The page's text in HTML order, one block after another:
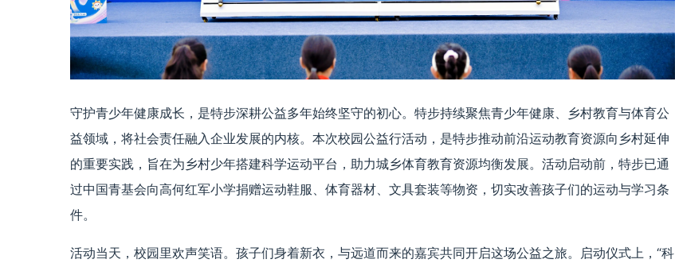
守护青少年健康成长，是特步深耕公益多年始终坚守的初心。特步持续聚焦青少年健康、乡村教育与体育公
益领域，将社会责任融入企业发展的内核。本次校园公益行活动，是特步推动前沿运动教育资源向乡村延伸
的重要实践，旨在为乡村少年搭建科学运动平台，助力城乡体育教育资源均衡发展。活动启动前，特步已通
过中国青基会向高何红军小学捐赠运动鞋服、体育器材、文具套装等物资，切实改善孩子们的运动与学习条
件。
活动当天，校园里欢声笑语。孩子们身着新衣，与远道而来的嘉宾共同开启这场公益之旅。启动仪式上，“科